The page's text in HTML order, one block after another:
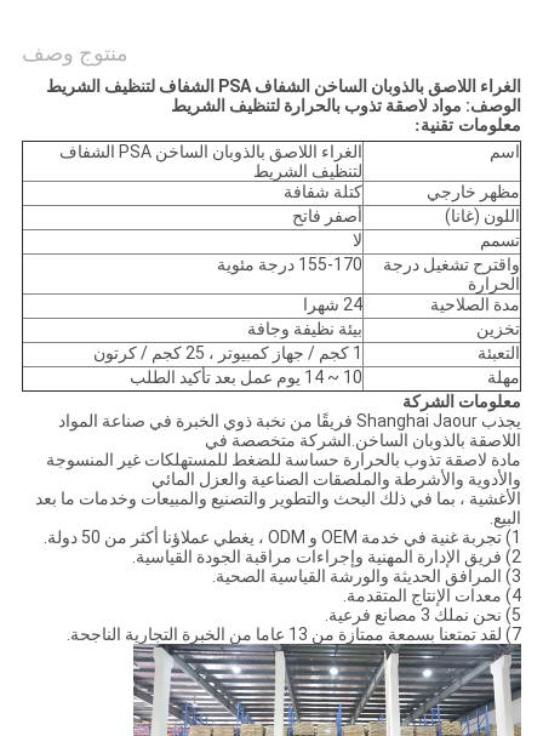
منتوج وصف
الغراء اللاصق بالذوبان الساخن الشفاف PSA الشفاف لتنظيف الشريط
الوصف: مواد لاصقة تذوب بالحرارة لتنظيف الشريط
معلومات تقنية:
اسم
الغراء اللاصق بالذوبان الساخن PSA الشفاف
لتنظيف الشريط
مظهر خارجي
كتلة شفافة
اللون (غانا)
أصفر فاتح
تسمم
لا
واقترح تشغيل درجة
الحرارة
155-170 درجة مئوية
مدة الصلاحية
24 شهرا
تخزين
بيئة نظيفة وجافة
التعبئة
1 كجم / جهاز كمبيوتر ، 25 كجم / كرتون
مهلة
10 ~ 14 يوم عمل بعد تأكيد الطلب
معلومات الشركة
يجذب Shanghai Jaour فريقًا من نخبة ذوي الخبرة في صناعة المواد
اللاصقة بالذوبان الساخن.الشركة متخصصة في
مادة لاصقة تذوب بالحرارة حساسة للضغط للمستهلكات غير المنسوجة
والأدوية والأشرطة والملصقات الصناعية والعزل المائي
الأغشية ، بما في ذلك البحث والتطوير والتصنيع والمبيعات وخدمات ما بعد
البيع.
1) تجربة غنية في خدمة OEM و ODM ، يغطي عملاؤنا أكثر من 50 دولة.
2) فريق الإدارة المهنية وإجراءات مراقبة الجودة القياسية.
3) المرافق الحديثة والورشة القياسية الصحية.
4) معدات الإنتاج المتقدمة.
5) نحن نملك 3 مصانع فرعية.
7) لقد تمتعنا بسمعة ممتازة من 13 عاما من الخبرة التجارية الناجحة.